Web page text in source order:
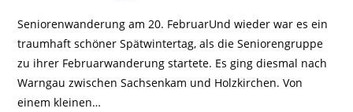
Seniorenwanderung am 20. FebruarUnd wieder war es ein
traumhaft schöner Spätwintertag, als die Seniorengruppe
zu ihrer Februarwanderung startete. Es ging diesmal nach
Warngau zwischen Sachsenkam und Holzkirchen. Von
einem kleinen…